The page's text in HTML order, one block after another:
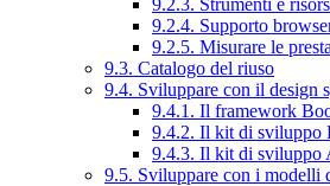
9.2.3. Strumenti e
9.2.4. Supporto
9.2.5. Misurare le
9.3. Catalogo del riuso
9.4. Sviluppare con il design
9.4.1. Il framework
9.4.2. Il kit di sviluppo
9.4.3. Il kit di sviluppo
9.5. Sviluppare con i modelli